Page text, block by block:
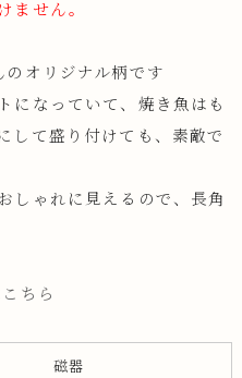
ません。
オリジナル柄です
になっていて、焼き魚はも
して盛り付けても、素敵で
しゃれに見えるので、長角
ちら
磁器